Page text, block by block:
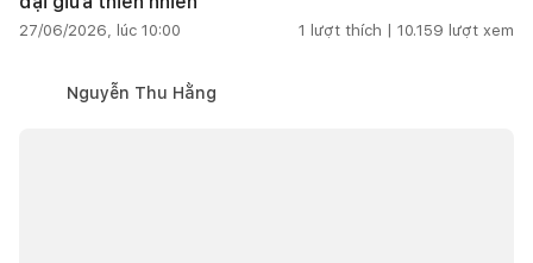
27/06/2026, lúc 10:00 1 lượt thích | 10.159 lượt xem
Nguyễn Thu Hằng